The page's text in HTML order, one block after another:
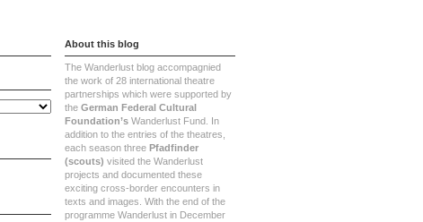
About this blog
The Wanderlust blog accompagnied
the work of 28 international theatre
partnerships which were supported by
the German Federal Cultural
Foundation’sWanderlust Fund. In
addition to the entries of the theatres,
each season three Pfadfinder
(scouts) visited the Wanderlust
projects and documented these
exciting cross-border encounters in
texts and images. With the end of the
programme Wanderlust in December